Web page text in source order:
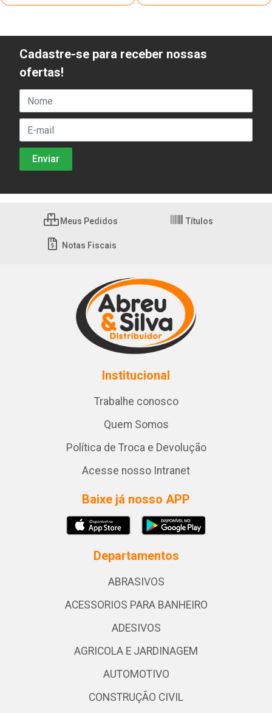
Cadastre-se para receber nossas
ofertas!
Meus Pedidos Títulos
Notas Fiscais
Institucional
Trabalhe conosco
Quem Somos
Política de Troca e Devolução
Acesse nosso Intranet
Baixe já nosso APP
Departamentos
ABRASIVOS
ACESSORIOS PARA BANHEIRO
ADESIVOS
AGRICOLA E JARDINAGEM
AUTOMOTIVO
CONSTRUÇÃO CIVIL